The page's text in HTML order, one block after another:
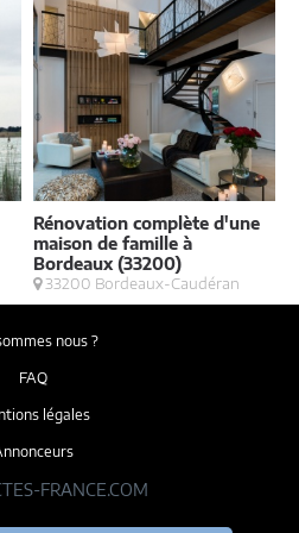
Rénovation complète d'une
maison de famille à
Bordeaux (33200)
33200 Bordeaux-Caudéran
nous ?
FAQ
légales
FRANCE.COM